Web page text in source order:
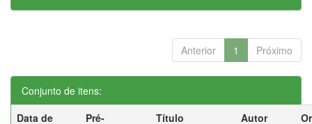
Anterior 1 Próximo
Conjunto de itens:
Data de
Pré-
Título Autor